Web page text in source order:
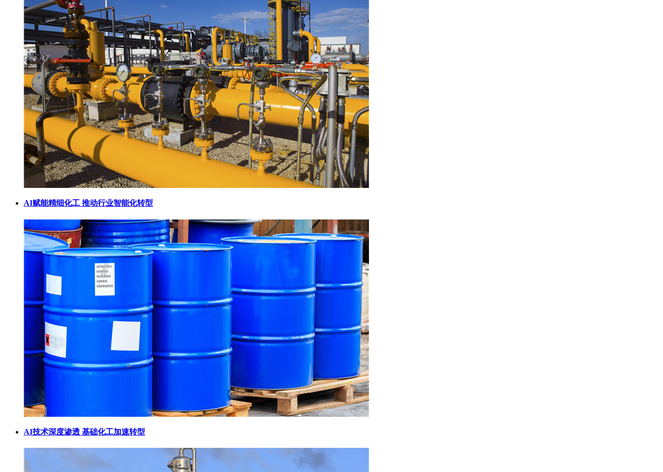
AI赋能精细化工 推动行业智能化转型
AI技术深度渗透 基础化工加速转型